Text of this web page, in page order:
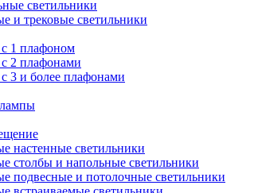
светильники
и трековые светильники
1 плафоном
2 плафонами
3 и более плафонами
настенные светильники
столбы и напольные светильники
подвесные и потолочные светильники